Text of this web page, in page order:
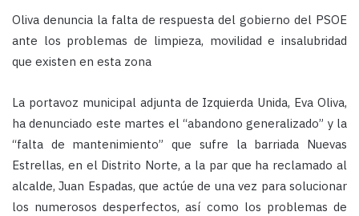
Oliva denuncia la falta de respuesta del gobierno del PSOE
ante los problemas de limpieza, movilidad e insalubridad
que existen en esta zona
La portavoz municipal adjunta de Izquierda Unida, Eva Oliva,
ha denunciado este martes el “abandono generalizado” y la
“falta de mantenimiento” que sufre la barriada Nuevas
Estrellas, en el Distrito Norte, a la par que ha reclamado al
alcalde, Juan Espadas, que actúe de una vez para solucionar
los numerosos desperfectos, así como los problemas de